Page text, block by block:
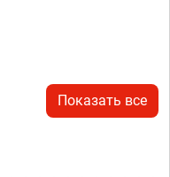
Показать все